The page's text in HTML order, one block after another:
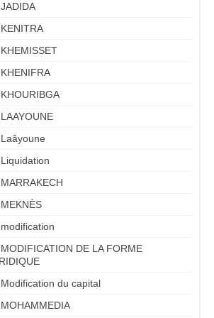
JADIDA
KENITRA
KHEMISSET
KHENIFRA
KHOURIBGA
LAAYOUNE
Laâyoune
Liquidation
MARRAKECH
MEKNÈS
modification
MODIFICATION DE LA FORME
Modification du capital
MOHAMMEDIA